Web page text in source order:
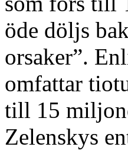
öde döljs
orsaker”.
omfattar
till 15
Zelenskys